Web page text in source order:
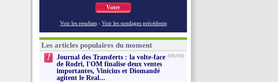
Voter
Voir les resultats - Voir les sondages précédents
Les articles populaires du moment
1
Journal des Transferts : la volte-face
de Rodri, l'OM finalise deux ventes
importantes, Vinicius et Diomandé
agitent le Real...
(06/08)